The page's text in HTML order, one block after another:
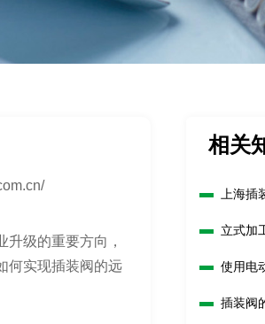
级的重要方向，
何实现插装阀的远
相关
上海
立式加
使用电
插装阀